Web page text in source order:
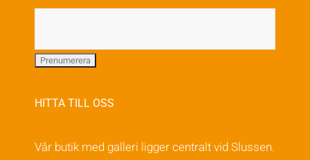
HITTA TILL OSS
Vår butik med galleri ligger centralt vid Slussen.